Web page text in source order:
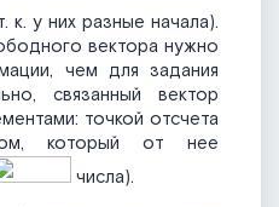
к. у них разные начала).
вектора нужно
чем для задания
связанный вектор
точкой отсчета
который от нее
числа).